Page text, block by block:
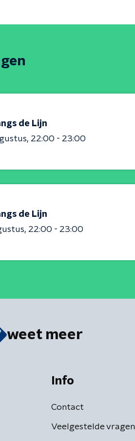
de Lijn
22:00 - 23:00
de Lijn
22:00 - 23:00
weet meer
Info
Contact
Veelgestelde vragen